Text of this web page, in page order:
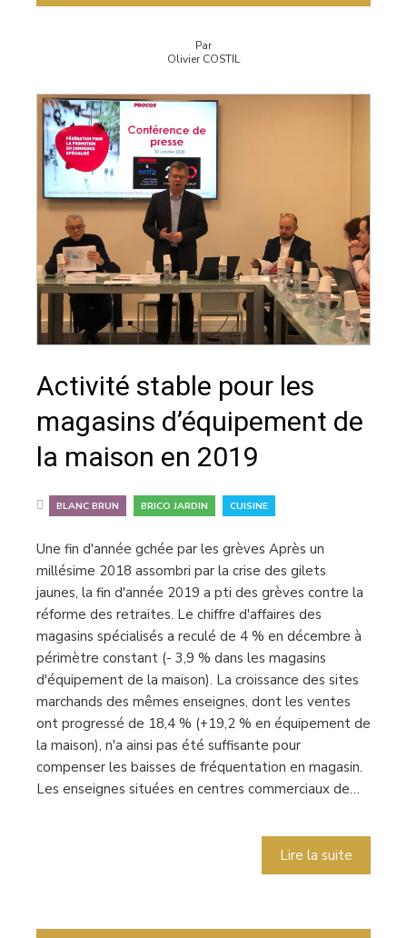
Par
Olivier COSTIL
Activité stable pour les
magasins d’équipement de
la maison en 2019
BLANC BRUN BRICO JARDIN CUISINE
Une fin d'année gchée par les grèves Après un
millésime 2018 assombri par la crise des gilets
jaunes, la fin d'année 2019 a pti des grèves contre la
réforme des retraites. Le chiffre d'affaires des
magasins spécialisés a reculé de 4 % en décembre à
périmètre constant (- 3,9 % dans les magasins
d'équipement de la maison). La croissance des sites
marchands des mêmes enseignes, dont les ventes
ont progressé de 18,4 % (+19,2 % en équipement de
la maison), n'a ainsi pas été suffisante pour
compenser les baisses de fréquentation en magasin.
Les enseignes situées en centres commerciaux de…
Lire la suite